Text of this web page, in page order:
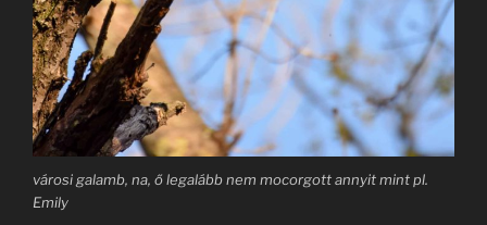
városi galamb, na, ő legalább nem mocorgott annyit mint pl.
Emily